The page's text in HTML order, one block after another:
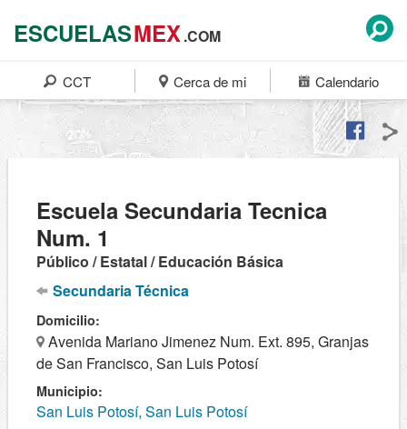
ESCUELASMEX.COM
CCT Cerca de mi Calendario
Escuela Secundaria Tecnica
Num. 1
Público / Estatal / Educación Básica
Secundaria Técnica
Domicilio:
Avenida Mariano Jimenez Num. Ext. 895, Granjas
de San Francisco, San Luis Potosí
Municipio:
San Luis Potosí, San Luis Potosí